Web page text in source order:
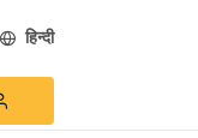
हिन्दी